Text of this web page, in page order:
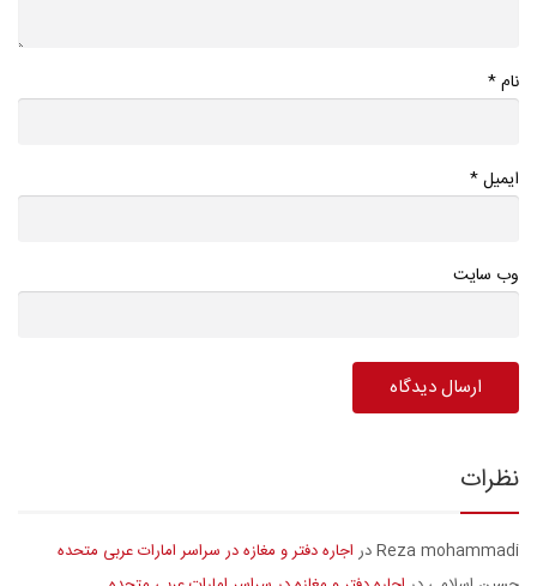
نام*
ایمیل*
وب سایت
نظرات
Reza mohammadiدر اجاره دفتر و مغازه در سراسر امارات عربی متحده